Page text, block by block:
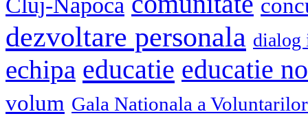
dezvoltare personala dialog
echipa educatie educatie
volum Gala Nationala a Voluntarilor